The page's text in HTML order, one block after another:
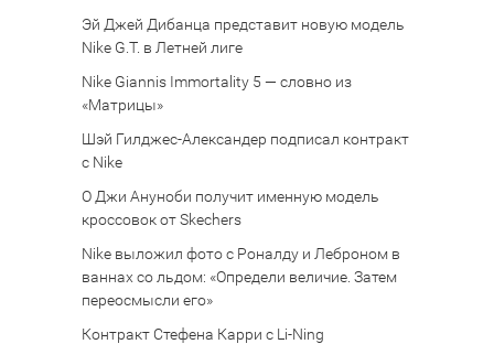
Эй Джей Дибанца представит новую модель
Nike G.T. в Летней лиге
Nike Giannis Immortality 5 — словно из
«Матрицы»
Шэй Гилджес-Александер подписал контракт
с Nike
О Джи Ануноби получит именную модель
кроссовок от Skechers
Nike выложил фото с Роналду и Леброном в
ваннах со льдом: «Определи величие. Затем
переосмысли его»
Контракт Стефена Карри с Li-Ning